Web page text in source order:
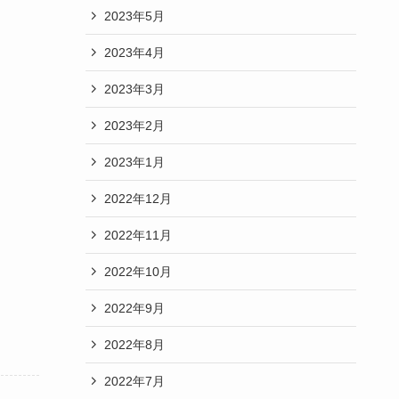
2023年5月
2023年4月
2023年3月
2023年2月
2023年1月
2022年12月
2022年11月
2022年10月
2022年9月
2022年8月
2022年7月